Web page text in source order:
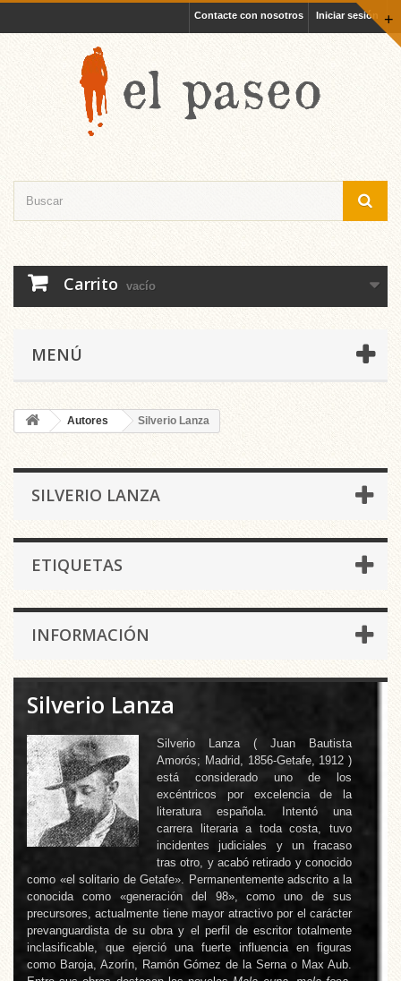
+
Iniciar sesión
Contacte con nosotros
Carrito vacío
MENÚ
Autores Silverio Lanza
SILVERIO LANZA
ETIQUETAS
INFORMACIÓN
Silverio Lanza
Silverio Lanza(
Juan Bautista
Amorós; Madrid, 1856-Getafe, 1912 )
está considerado uno de los
excéntricos por excelencia de la
literatura española. Intentó una
carrera literaria a toda costa, tuvo
incidentes judiciales y un fracaso
tras otro, y acabó retirado y conocido
como «el solitario de Getafe». Permanentemente adscrito a la
conocida como «generación del 98», como uno de sus
precursores, actualmente tiene mayor atractivo por el carácter
prevanguardista de su obra y el perfil de escritor totalmente
inclasificable, que ejerció una fuerte influencia en figuras
como Baroja, Azorín, Ramón Gómez de la Serna o Max Aub.